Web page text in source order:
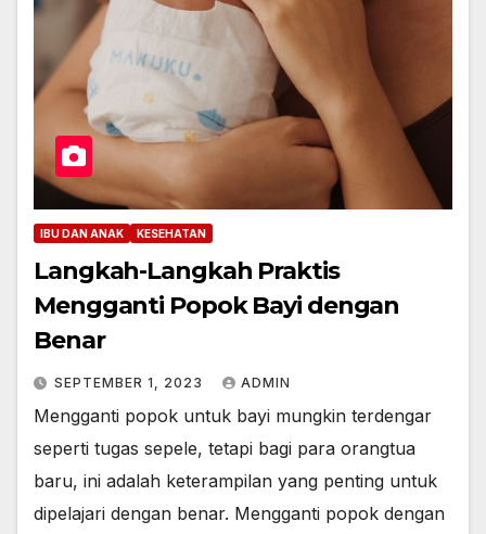
IBU DAN ANAK KESEHATAN
Langkah-Langkah Praktis
Mengganti Popok Bayi dengan
Benar
SEPTEMBER 1, 2023 ADMIN
Mengganti popok untuk bayi mungkin terdengar
seperti tugas sepele, tetapi bagi para orangtua
baru, ini adalah keterampilan yang penting untuk
dipelajari dengan benar. Mengganti popok dengan